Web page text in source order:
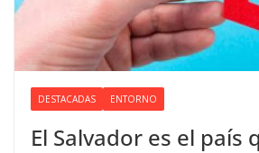
DESTACADAS ENTORNO
El Salvador es el país